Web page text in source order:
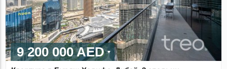
9 200 000 AED